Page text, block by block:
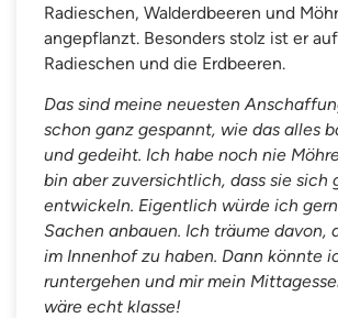
Radieschen, Walderdbeeren und
angepflanzt. Besonders stolz ist er
Radieschen und die Erdbeeren.
Das sind meine neuesten
schon ganz gespannt, wie das alles
und gedeiht. Ich habe noch nie
bin aber zuversichtlich, dass sie sich
entwickeln. Eigentlich würde ich
Sachen anbauen. Ich träume davon,
im Innenhof zu haben. Dann könnte
runtergehen und mir mein
wäre echt klasse!